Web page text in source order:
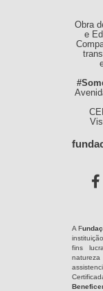
Obra
e
A F
fins